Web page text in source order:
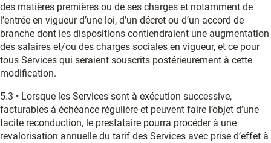
des matières premières ou de ses charges et notamment de
l’entrée en vigueur d’une loi, d’un décret ou d’un accord de
branche dont les dispositions contiendraient une augmentation
des salaires et/ou des charges sociales en vigueur, et ce pour
tous Services qui seraient souscrits postérieurement à cette
modification.
5.3 • Lorsque les Services sont à exécution successive,
facturables à échéance régulière et peuvent faire l’objet d’une
tacite reconduction, le prestataire pourra procéder à une
revalorisation annuelle du tarif des Services avec prise d’effet à